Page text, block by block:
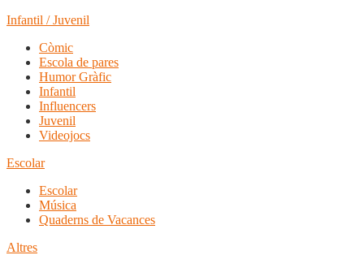
Infantil / Juvenil
Còmic
Escola de pares
Humor Gràfic
Infantil
Influencers
Juvenil
Videojocs
Escolar
Escolar
Música
Quaderns de Vacances
Altres